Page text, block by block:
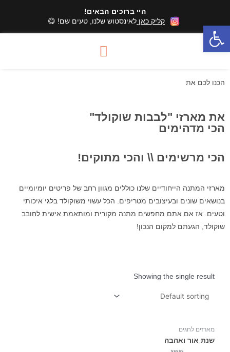
פתח סרגל נגישות
היי ברוכים הבאים!
קליק כאן לאינסטוש שלנו, טעים שם! 😋
הכנו לכם את
את מארזי "לבבות שוקולד"
הכי מדהימים
הכי מרשימים \\ והכי מתוקים!
מארזי המתנה הייחודיים שלנו כוללים מגוון רחב של פריטים יומיומיים
בנושאים שונים ובעיצובים מטריפים. הכל עשוי משוקולד בלגי איכותי
וטעים. אז אם אתם מחפשים מתנה מקורית ומותאמת אישית לחובב
שוקולד, הגעתם למקום הנכון!
Showing the single result
מארזים לחגים
שנת אור ואהבה